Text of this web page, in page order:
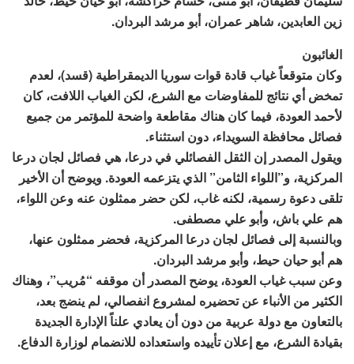
زين العابدين، شاهر عمران، أبو مرشد البردان.
الغائبون
وكان متوقعاً غياب قادة قوات سوريا الديمقراطية (قسد)، لعدم
تمخض أي نتائج للمفاوضات مع الشرع، لكن الغياب اللافت، كان
لأحمد العودة، فيما كان هناك مقاطعة واضحة للمؤتمر من جميع
فصائل محافظة السويداء، دون استثناء.
ويقول المصدر إن الثقل الفصائلي في درعا، هي فصائل لجان درعا
المركزية، و”اللواء الثامن” الذي يتزعمه العودة. ويوضح أن الأخير
تلقى دعوة رسمية، لكنه غاب، لكن حضر ممثلون عنه وعن اللواء،
هم علي باش، وأبو علي مصطفى.
وبالنسبة إلى فصائل لجان درعا المركزية، فحضر ممثلون عنها،
هم أبو حيان حيط، وأبو مرشد البردان.
وعن سبب غياب العودة، يوضح المصدر أن موقفه “مُريب”، وهناك
الكثير من الأنباء عن تحضيره لمشروع انفصالي، لم ينضج بعد،
بالتعاون مع دولة عربية من دون أن يعادي علناً الإدارة الجديدة
بقيادة الشرع، مع إعلان تأييده واستعداده للانضمام لوزارة الدفاع.